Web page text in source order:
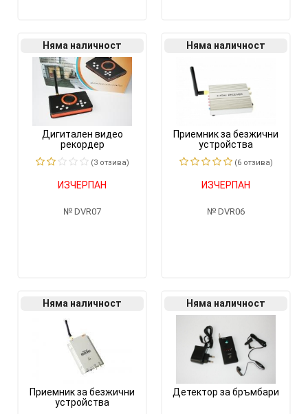
Няма наличност
Дигитален видео
рекордер
(3 отзивa)
ИЗЧЕРПАН
DVR07
Няма наличност
Приемник за безжични
устройства
(6 отзивa)
ИЗЧЕРПАН
DVR06
Няма наличност
Приемник за безжични
устройства
Няма наличност
Детектор за бръмбари